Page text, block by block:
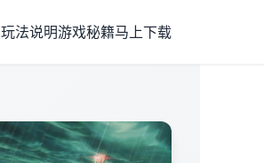
玩法说明游戏秘籍马上下载